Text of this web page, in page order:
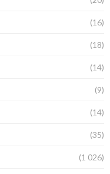
(16)
(18)
(14)
(9)
(14)
(35)
(1 026)